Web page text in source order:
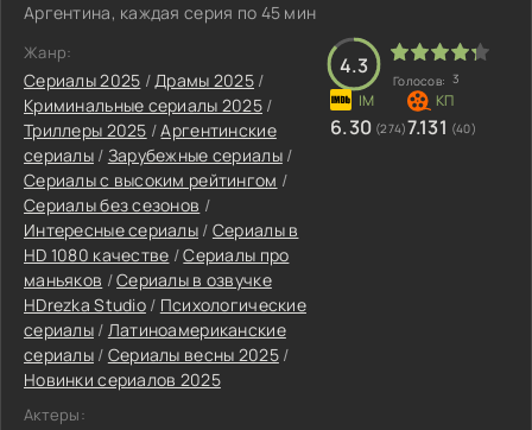
Аргентина, каждая серия по 45 мин
Жанр:
Сериалы 2025 /Драмы 2025 /
Криминальные сериалы 2025 /
Триллеры 2025 /Аргентинские
сериалы/ Зарубежные сериалы/
Сериалы с высоким рейтингом /
Сериалы без сезонов /
Интересные сериалы / Сериалы в
HD 1080 качестве /Сериалы про
маньяков /Сериалы в озвучке
HDrezka Studio/ Психологические
сериалы/ Латиноамериканские
сериалы/ Сериалы весны 2025/
Новинки сериалов 2025
Актеры:
4.3
Голосов: 3
6.30 (274)7.131 (40)